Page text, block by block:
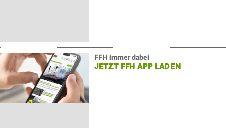
FFH immer dabei
JETZT FFH APP LADEN